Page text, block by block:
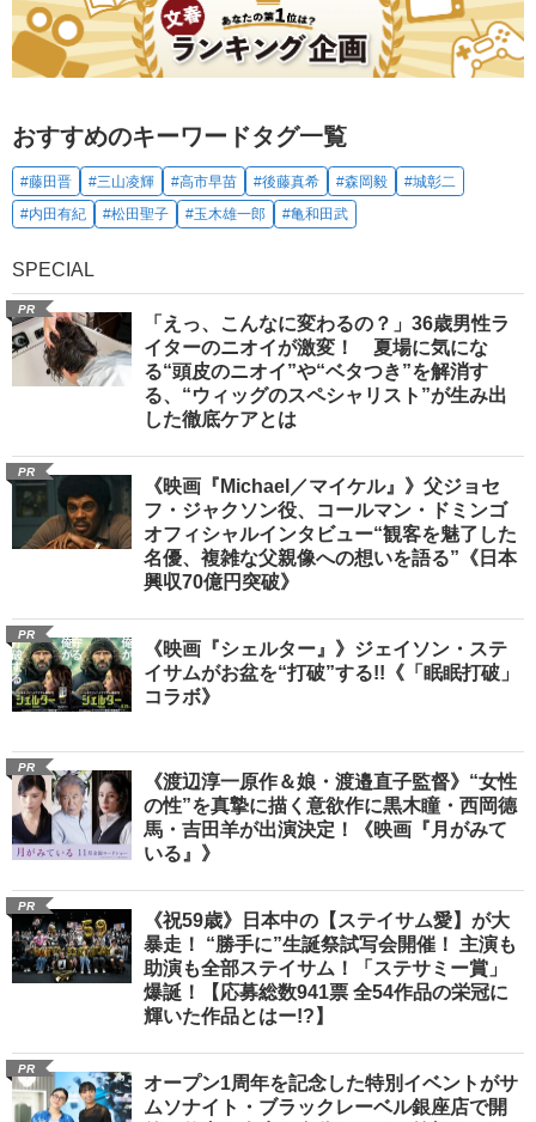
おすすめのキーワードタグ一覧
#藤田晋 #三山凌輝 #高市早苗 #後藤真希 #森岡毅
#城彰二
#内田有紀
#松田聖子 #玉木雄一郎 #亀和田武
SPECIAL
PR
「えっ、こんなに変わるの？」36歳男性ラ
イターのニオイが激変！ 夏場に気にな
る“頭皮のニオイ”や“ベタつき”を解消す
る、“ウィッグのスペシャリスト”が生み出
した徹底ケアとは
PR
《映画『Michael／マイケル』》父ジョセ
フ・ジャクソン役、コールマン・ドミンゴ
オフィシャルインタビュー“観客を魅了した
名優、複雑な父親像への想いを語る”《日本
興収70億円突破》
PR
《映画『シェルター』》ジェイソン・ステ
イサムがお盆を“打破”する!!《「眠眠打破」
コラボ》
PR
《渡辺淳一原作＆娘・渡邉直子監督》“女性
の性”を真摯に描く意欲作に黒木瞳・西岡德
馬・吉田羊が出演決定！《映画『月がみて
いる』》
PR
《祝59歳》日本中の【ステイサム愛】が大
暴走！ “勝手に”生誕祭試写会開催！ 主演も
助演も全部ステイサム！「ステサミー賞」
爆誕！【応募総数941票 全54作品の栄冠に
輝いた作品とはー!?】
PR
オープン1周年を記念した特別イベントがサ
ムソナイト・ブラックレーベル銀座店で開